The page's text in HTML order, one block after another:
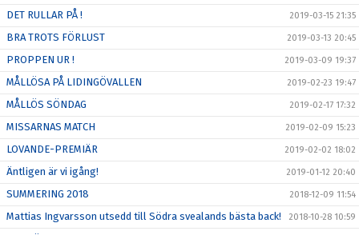
DET RULLAR PÅ ! 2019-03-15 21:35
BRA TROTS FÖRLUST 2019-03-13 20:45
PROPPEN UR ! 2019-03-09 19:37
MÅLLÖSA PÅ LIDINGÖVALLEN 2019-02-23 19:47
MÅLLÖS SÖNDAG 2019-02-17 17:32
MISSARNAS MATCH 2019-02-09 15:23
LOVANDE-PREMIÄR 2019-02-02 18:02
Äntligen är vi igång! 2019-01-12 20:40
SUMMERING 2018 2018-12-09 11:54
Mattias Ingvarsson utsedd till Södra svealands bästa back! 2018-10-28 10:59